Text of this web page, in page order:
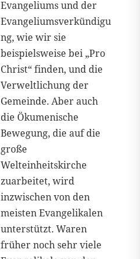
Evangeliums und der
Evangeliumsverkündigu
ng, wie wir sie
beispielsweise bei „Pro
Christ“ finden, und die
Verweltlichung der
Gemeinde. Aber auch
die Ökumenische
Bewegung, die auf die
große
Welteinheitskirche
zuarbeitet, wird
inzwischen von den
meisten Evangelikalen
unterstützt. Waren
früher noch sehr viele